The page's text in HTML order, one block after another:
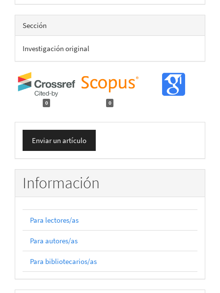
Sección
Investigación original
0 0
Enviar
un
artículo
Enviar un artículo
Información
Para lectores/as
Para autores/as
Para bibliotecarios/as